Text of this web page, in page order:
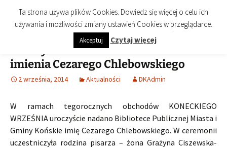
treści
Biblioteka Publiczna Miasta i
Gminy Końskie
imienia Cezarego Chlebowskiego
Menu
Uroczystość nadania Bibliotece
imienia Cezarego Chlebowskiego
2 września, 2014 Aktualności DKAdmin
W ramach tegorocznych obchodów KONECKIEGO
WRZEŚNIA uroczyście nadano Bibliotece Publicznej Miasta i
Gminy Końskie imię Cezarego Chlebowskiego. W ceremonii
uczestniczyła rodzina pisarza – żona Grażyna Ciszewska-
Ta strona używa plików Cookies. Dowiedz się więcej o celu ich
używania i możliwości zmiany ustawień Cookies w przeglądarce.
Akceptuj Czytaj więcej